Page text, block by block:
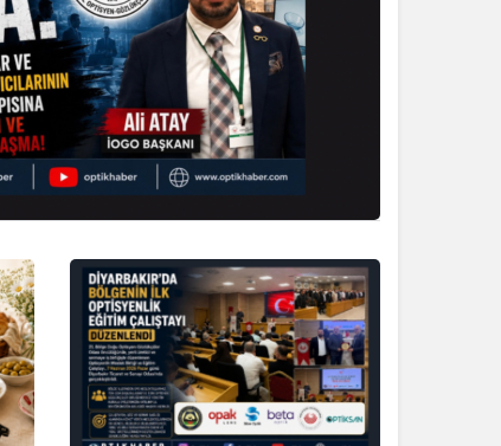
Gece Modu
Gece modunu seçin.
Sistem Modu
Sistem modunu seçin.